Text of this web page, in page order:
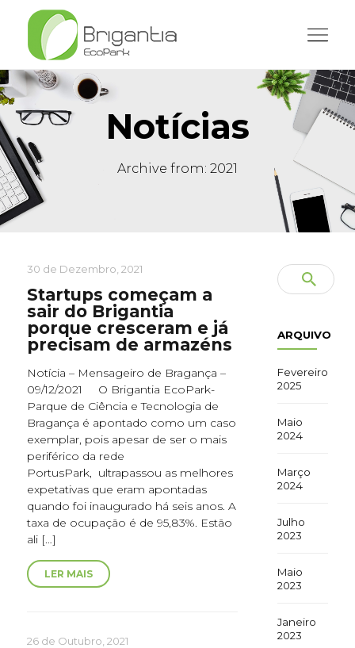
Notícias
Archive from: 2021
30 de Dezembro, 2021
Startups começam a
sair do Brigantia
porque cresceram e já
precisam de armazéns
Notícia – Mensageiro de Bragança –
09/12/2021 O Brigantia EcoPark-
Parque de Ciência e Tecnologia de
Bragança é apontado como um caso
exemplar, pois apesar de ser o mais
periférico da rede
PortusPark, ultrapassou as melhores
expetativas que eram apontadas
quando foi inaugurado há seis anos. A
taxa de ocupação é de 95,83%. Estão
ali […]
LER MAIS
26 de Outubro, 2021
ARQUIVO
Fevereiro
2025
Maio
2024
Março
2024
Julho
2023
Maio
2023
Janeiro
2023